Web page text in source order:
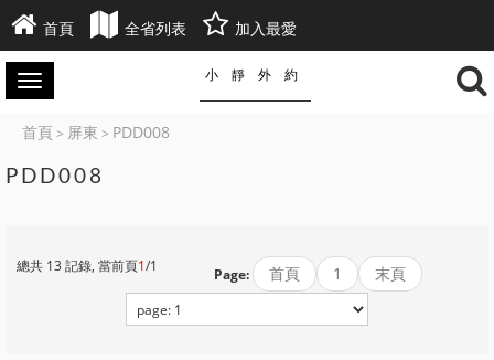
首頁 全省列表 加入最愛
小靜外約
首頁> 屏東 > PDD008
PDD008
Page:
總共 13 記錄, 當前頁1/1 首頁 1 末頁